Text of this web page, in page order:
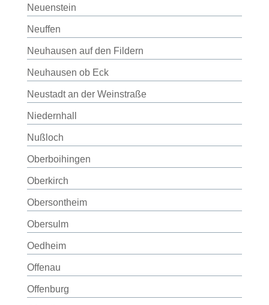
Neuenstein
Neuffen
Neuhausen auf den Fildern
Neuhausen ob Eck
Neustadt an der Weinstraße
Niedernhall
Nußloch
Oberboihingen
Oberkirch
Obersontheim
Obersulm
Oedheim
Offenau
Offenburg